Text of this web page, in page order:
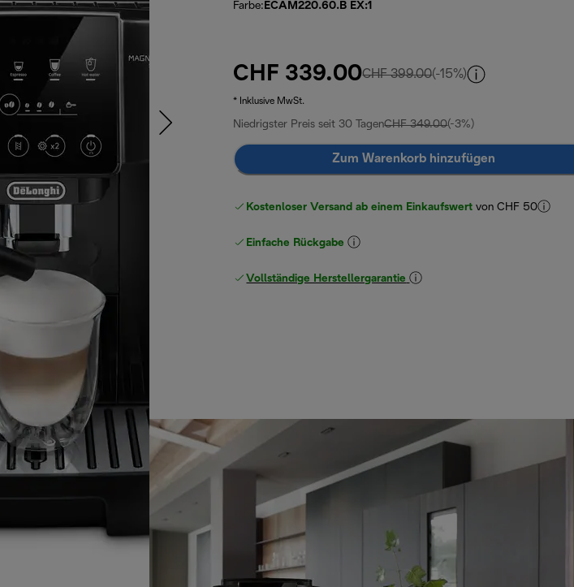
Farbe: ECAM220.60.B EX:1
CHF 339.00CHF 399.00Originalpreis CHF 399.00
(-15%)
* Inklusive MwSt.
Niedrigster Preis seit 30 TagenCHF 349.00(-3%)
Zum Warenkorb hinzufügen
Kostenloser Versand ab einem Einkaufswert von CHF 50
Einfache Rückgabe
Vollständige Herstellergarantie